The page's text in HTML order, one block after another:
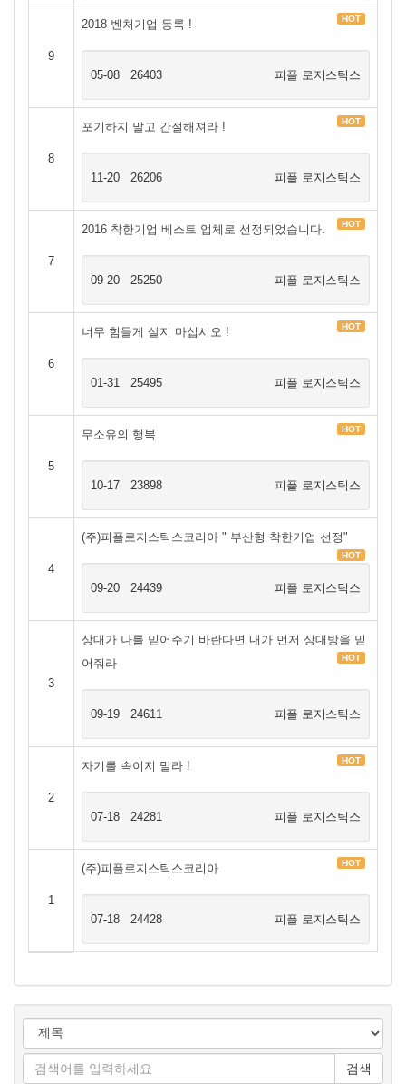
9
2018 벤처기업 등록 ! HOT
05-08 26403 피플 로지스틱스
8
포기하지 말고 간절해져라 ! HOT
11-20 26206 피플 로지스틱스
7
2016 착한기업 베스트 업체로 선정되었습니다. HOT
09-20 25250 피플 로지스틱스
6
너무 힘들게 살지 마십시오 ! HOT
01-31 25495 피플 로지스틱스
5
무소유의 행복 HOT
10-17 23898 피플 로지스틱스
4
(주)피플로지스틱스코리아 " 부산형 착한기업 선정"
HOT
09-20 24439 피플 로지스틱스
3
상대가 나를 믿어주기 바란다면 내가 먼저 상대방을 믿
어줘라
HOT
09-19 24611 피플 로지스틱스
2
자기를 속이지 말라 ! HOT
07-18 24281 피플 로지스틱스
1
(주)피플로지스틱스코리아 HOT
07-18 24428 피플 로지스틱스
검색